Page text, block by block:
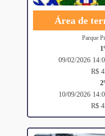
Área de
Parque
09/02/2026
R$
10/09/2026
R$